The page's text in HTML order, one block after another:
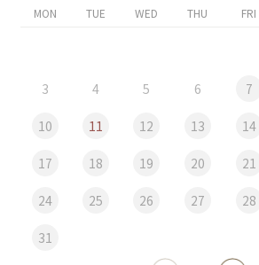
MON TUE WED THU FRI
3 4 5 6 7
10 11 12 13 14
17 18 19 20 21
24 25 26 27 28
31